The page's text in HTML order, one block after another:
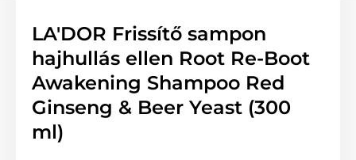
LA'DOR Frissítő sampon
hajhullás ellen Root Re-Boot
Awakening Shampoo Red
Ginseng & Beer Yeast (300
ml)